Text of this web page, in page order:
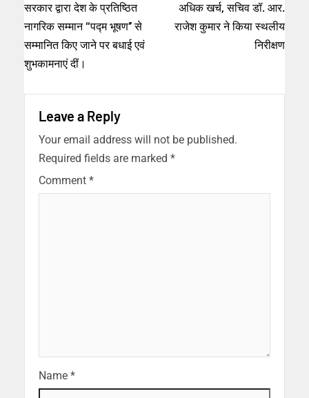
सरकार द्वारा देश के प्रतिष्ठित
नागरिक सम्मान ‘‘पद्म भूषण’’ से
सम्मानित किए जाने पर बधाई एवं
शुभकामनाएं दीं।
अधिक खर्च, सचिव डॉ. आर.
राजेश कुमार ने किया स्थलीय
निरीक्षण
Leave a Reply
Your email address will not be published.
Required fields are marked *
Comment *
Name *